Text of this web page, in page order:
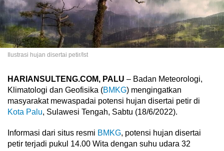
Ilustrasi hujan disertai petir/Ist
HARIANSULTENG.COM, PALU – Badan Meteorologi,
Klimatologi dan Geofisika (BMKG) mengingatkan
masyarakat mewaspadai potensi hujan disertai petir di
Kota Palu, Sulawesi Tengah, Sabtu (18/6/2022).
Informasi dari situs resmi BMKG, potensi hujan disertai
petir terjadi pukul 14.00 Wita dengan suhu udara 32